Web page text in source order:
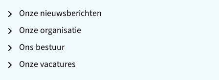
Onze nieuwsberichten
Onze organisatie
Ons bestuur
Onze vacatures